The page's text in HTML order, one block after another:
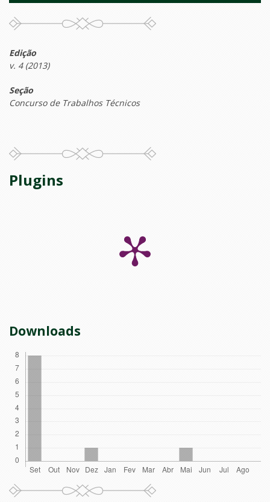
Edição
v. 4 (2013)
Seção
Concurso de Trabalhos Técnicos
Plugins
Downloads